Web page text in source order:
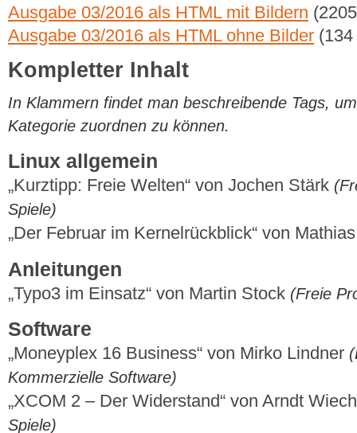
Ausgabe 03/2016 als HTML mit Bildern
Ausgabe 03/2016 als HTML ohne Bilder
Kompletter Inhalt
In Klammern findet man beschreibende Tags,
Kategorie zuordnen zu können.
Linux allgemein
„Kurztipp: Freie Welten“ von Jochen Stärk
Spiele)
„Der Februar im Kernelrückblick“ von
Anleitungen
„Typo3 im Einsatz“ von Martin Stock (Freie
Software
„Moneyplex 16 Business“ von Mirko Lindner
Kommerzielle Software)
„XCOM 2 – Der Widerstand“ von Arndt
Spiele)